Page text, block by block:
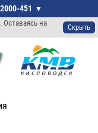
Оставаясь на
Скрыть
451